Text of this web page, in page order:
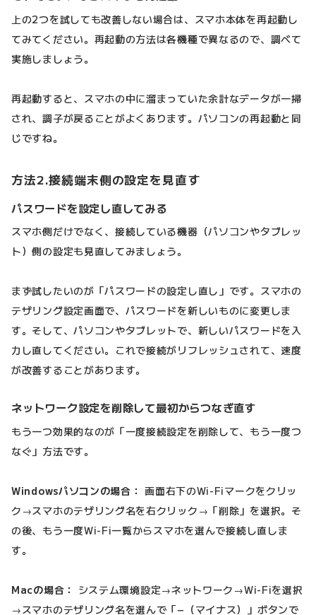
上の2つを試しても改善しない場合は、スマホ本体を再起動し
てみてください。再起動の方法は各機種で異なるので、調べて
実施しましょう。
再起動すると、スマホの中に溜まっていた余計なデータが一掃
され、調子が戻ることがよくあります。パソコンの再起動と同
じですね。
方法2.接続端末側の設定を見直す
パスワードを設定し直してみる
スマホ側だけでなく、接続している機器（パソコンやタブレッ
ト）側の設定も見直してみましょう。
まず試したいのが「パスワードの設定し直し」です。スマホの
テザリング設定画面で、パスワードを新しいものに変更しま
す。そして、パソコンやタブレットで、新しいパスワードを入
力し直してください。これで接続がリフレッシュされて、速度
が改善することがあります。
ネットワーク設定を削除して最初からつなぎ直す
もう一つ効果的なのが「一度接続設定を削除して、もう一度つ
なぐ」方法です。
Windowsパソコンの場合： 画面右下のWi-Fiマークをクリッ
ク→スマホのテザリング名を右クリック→「削除」を選択。そ
の後、もう一度Wi-Fi一覧からスマホを選んで接続し直しま
す。
Macの場合：
システム環境設定→ネットワーク→Wi-Fiを選択
→スマホのテザリング名を選んで「−（マイナス）」ボタンで